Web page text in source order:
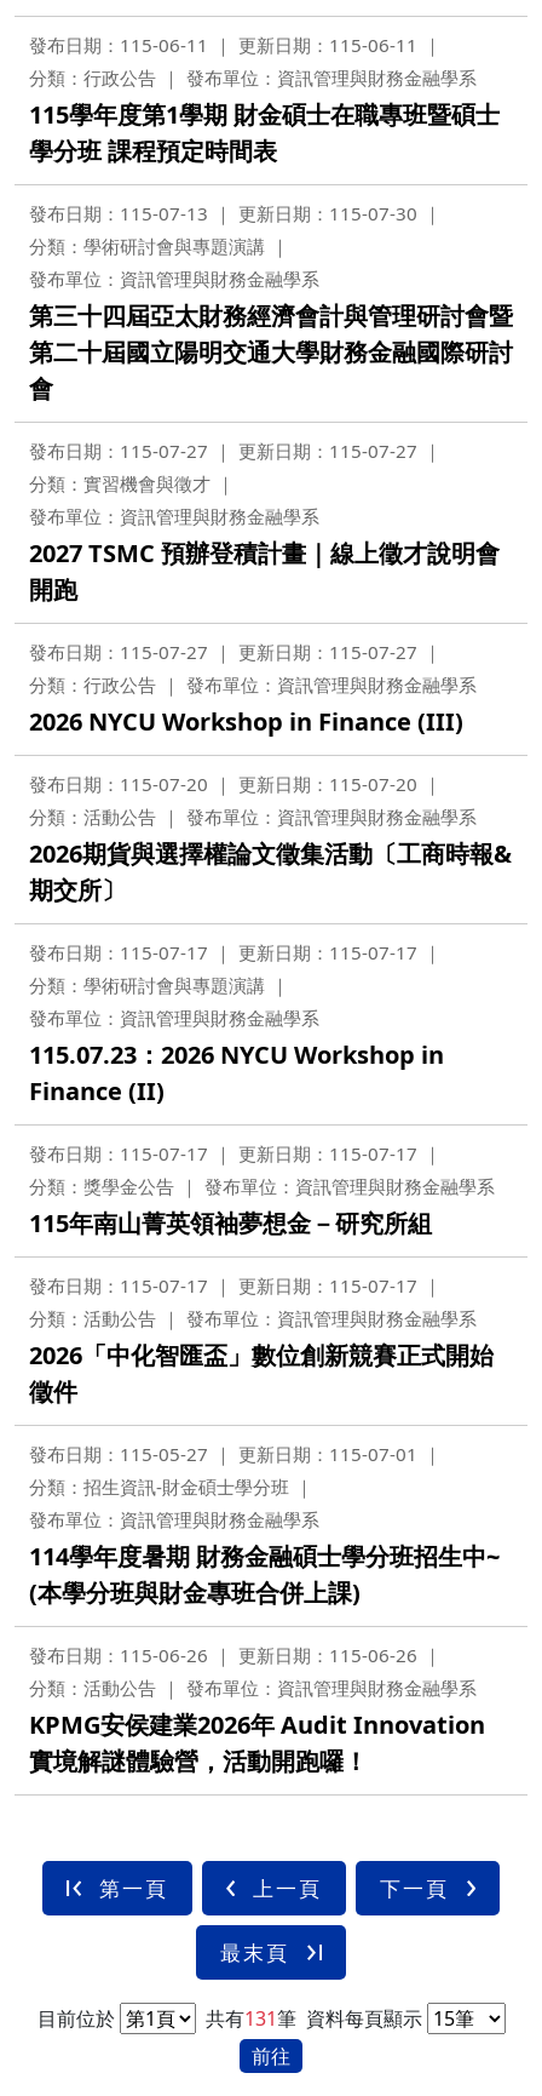
發布日期：115-06-11
更新日期：115-06-11
分類：行政公告
發布單位：資訊管理與財務金融學系
115學年度第1學期 財金碩士在職專班暨碩士
學分班 課程預定時間表
發布日期：115-07-13
更新日期：115-07-30
分類：學術研討會與專題演講
發布單位：資訊管理與財務金融學系
第三十四屆亞太財務經濟會計與管理研討會暨
第二十屆國立陽明交通大學財務金融國際研討
會
發布日期：115-07-27
更新日期：115-07-27
分類：實習機會與徵才
發布單位：資訊管理與財務金融學系
2027 TSMC 預辦登積計畫｜線上徵才說明會
開跑
發布日期：115-07-27
更新日期：115-07-27
分類：行政公告
發布單位：資訊管理與財務金融學系
2026 NYCU Workshop in Finance (III)
發布日期：115-07-20
更新日期：115-07-20
分類：活動公告
發布單位：資訊管理與財務金融學系
2026期貨與選擇權論文徵集活動〔工商時報&
期交所〕
發布日期：115-07-17
更新日期：115-07-17
分類：學術研討會與專題演講
發布單位：資訊管理與財務金融學系
115.07.23：2026 NYCU Workshop in
Finance (II)
發布日期：115-07-17
更新日期：115-07-17
分類：獎學金公告
發布單位：資訊管理與財務金融學系
115年南山菁英領袖夢想金－研究所組
發布日期：115-07-17
更新日期：115-07-17
分類：活動公告
發布單位：資訊管理與財務金融學系
2026「中化智匯盃」數位創新競賽正式開始
徵件
發布日期：115-05-27
更新日期：115-07-01
分類：招生資訊-財金碩士學分班
發布單位：資訊管理與財務金融學系
114學年度暑期 財務金融碩士學分班招生中~
(本學分班與財金專班合併上課)
發布日期：115-06-26
更新日期：115-06-26
分類：活動公告
發布單位：資訊管理與財務金融學系
KPMG安侯建業2026年 Audit Innovation
實境解謎體驗營，活動開跑囉！
第一頁 上一頁 下一頁
最末頁
目前位於 共有131筆 資料每頁顯示
前往